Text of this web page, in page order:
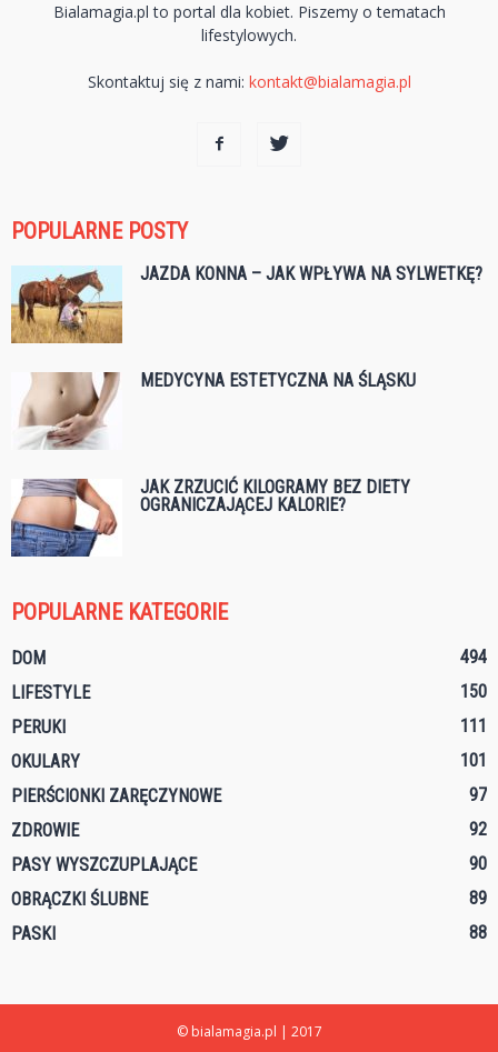
Bialamagia.pl to portal dla kobiet. Piszemy o tematach
lifestylowych.
Skontaktuj się z nami: kontakt@bialamagia.pl
POPULARNE POSTY
JAZDA KONNA – JAK WPŁYWA NA SYLWETKĘ?
MEDYCYNA ESTETYCZNA NA ŚLĄSKU
JAK ZRZUCIĆ KILOGRAMY BEZ DIETY
OGRANICZAJĄCEJ KALORIE?
POPULARNE KATEGORIE
DOM
494
LIFESTYLE
150
PERUKI
111
OKULARY
101
PIERŚCIONKI ZARĘCZYNOWE
97
ZDROWIE
92
PASY WYSZCZUPLAJĄCE
90
OBRĄCZKI ŚLUBNE
89
PASKI
88
© bialamagia.pl | 2017